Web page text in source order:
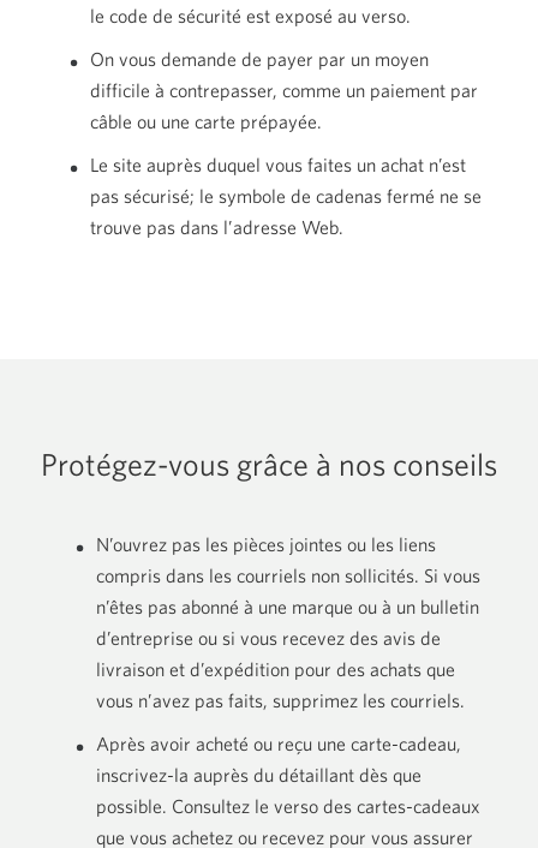
le code de sécurité est exposéau verso.
On vous demande de payer par un moyen
difficile à contrepasser, comme un paiement par
câble ou unecarte prépayée.
Le site auprès duquel vous faites un achat n’est
pas sécurisé; le symbole de cadenas fermé ne se
trouve pas dans l’adresse Web.
Protégez-vous grâce à nos conseils
N’ouvrez pas les pièces jointes ou les liens
compris dans les courriels non sollicités. Si vous
n’êtes pas abonné à une marque ou à un bulletin
d’entreprise ou si vous recevez des avis de
livraison et d’expédition pour des achats que
vous n’avez pas faits, supprimez les courriels.
Après avoir acheté ou reçu une carte-cadeau,
inscrivez-la auprès du détaillant dès que
possible. Consultez le verso des cartes-cadeaux
que vous achetez ou recevez pour vous assurer